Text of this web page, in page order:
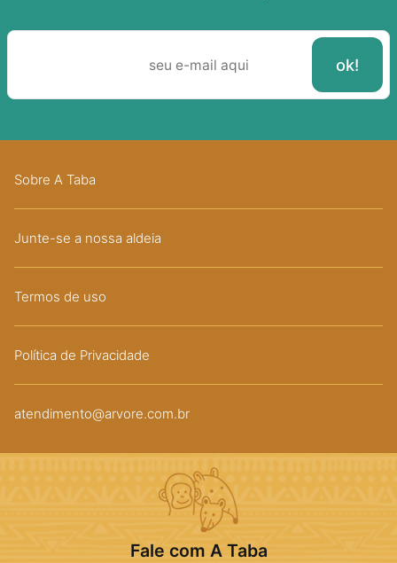
Sobre A Taba
Junte-se a nossa aldeia
Termos de uso
Política de Privacidade
atendimento@arvore.com.br
Fale com A Taba